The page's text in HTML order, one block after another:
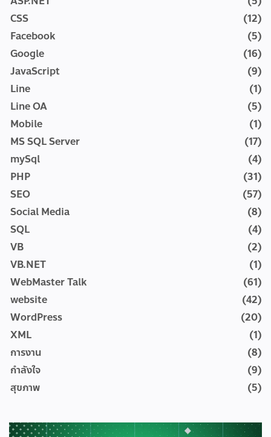
CSS
(12)
Facebook
(5)
Google
(16)
JavaScript
(9)
Line
(1)
Line OA
(5)
Mobile
(1)
MS SQL Server
(17)
mySql
(4)
PHP
(31)
SEO
(57)
Social Media
(8)
SQL
(4)
VB
(2)
VB.NET
(1)
WebMaster Talk
(61)
website
(42)
WordPress
(20)
XML
(1)
การงาน
(8)
กำลังใจ
(9)
สุขภาพ
(5)